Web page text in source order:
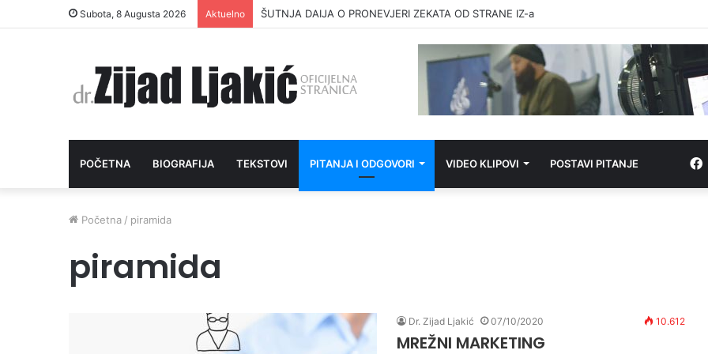
Subota, 8 Augusta 2026 Aktuelno ŠUTNJA DAIJA O PRONEVJERI ZEKATA OD STRANE IZ-a
POČETNA BIOGRAFIJA TEKSTOVI PITANJA I ODGOVORI VIDEO KLIPOVI POSTAVI PITANJE
Početna / piramida
piramida
Dr. Zijad Ljakić 07/10/2020 10.612
MREŽNI MARKETING